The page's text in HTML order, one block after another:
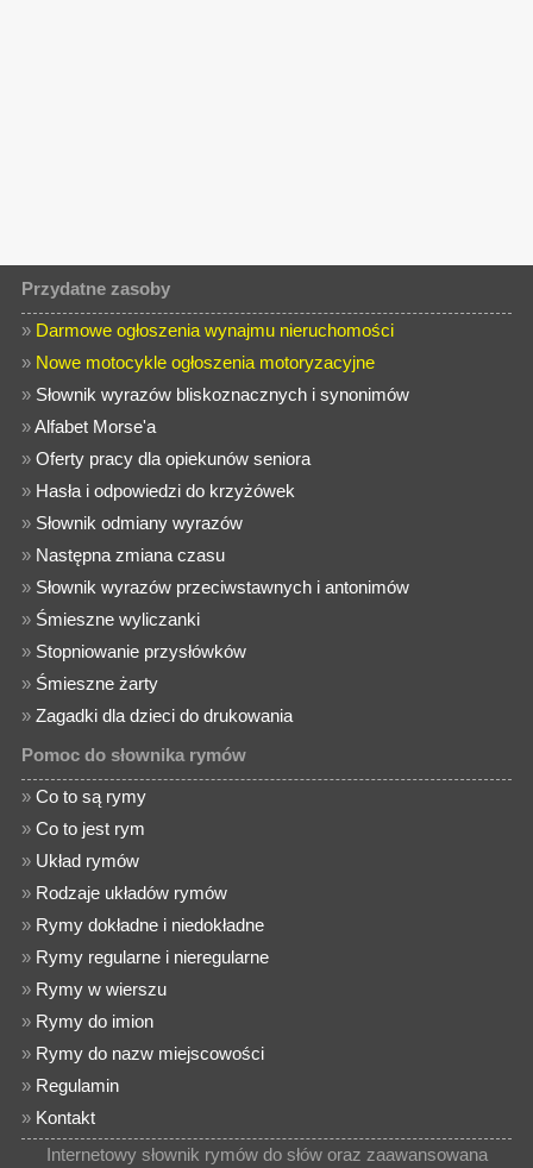
Przydatne zasoby
» Darmowe ogłoszenia wynajmu nieruchomości
» Nowe motocykle ogłoszenia motoryzacyjne
» Słownik wyrazów bliskoznacznych i synonimów
»Alfabet Morse'a
»Oferty pracy dla opiekunów seniora
» Hasła i odpowiedzi do krzyżówek
» Słownik odmiany wyrazów
» Następna zmiana czasu
» Słownik wyrazów przeciwstawnych i antonimów
» Śmieszne wyliczanki
» Stopniowanie przysłówków
» Śmieszne żarty
»Zagadki dla dzieci do drukowania
Pomoc do słownika rymów
»Co to są rymy
»Co to jest rym
» Układ rymów
» Rodzaje układów rymów
» Rymy dokładne i niedokładne
» Rymy regularne i nieregularne
» Rymy w wierszu
» Rymy do imion
» Rymy do nazw miejscowości
» Regulamin
» Kontakt
Internetowy słownik rymów do słów oraz zaawansowana